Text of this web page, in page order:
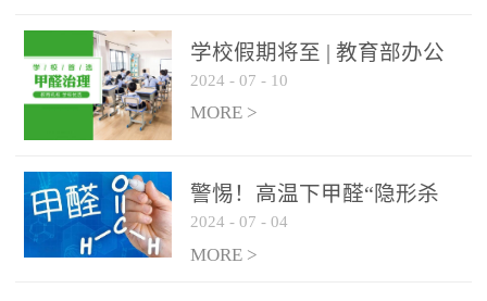
学校假期将至 | 教育部办公
厅关于加强学校新建校舍室
内空气质量管理通知
2024 - 07 - 10
MORE >
警惕！高温下甲醛“隐形杀
手”来袭，你的家安全吗？
2024 - 07 - 04
MORE >